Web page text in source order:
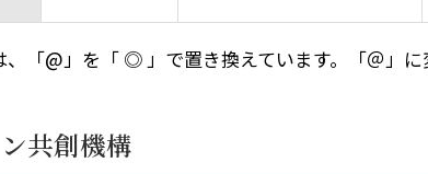
「@」を「 ◎ 」で置き換えています。「＠」に
共創機構